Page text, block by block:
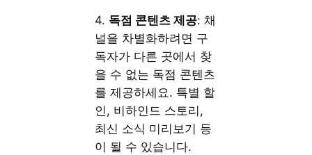
4. 독점 콘텐츠 제공: 채
널을 차별화하려면 구
독자가 다른 곳에서 찾
을 수 없는 독점 콘텐츠
를 제공하세요. 특별 할
인, 비하인드 스토리,
최신 소식 미리보기 등
이 될 수 있습니다.